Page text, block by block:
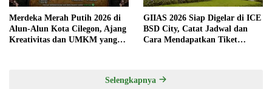
Merdeka Merah Putih 2026 di
Alun-Alun Kota Cilegon, Ajang
Kreativitas dan UMKM yang
GIIAS 2026 Siap Digelar di ICE
BSD City, Catat Jadwal dan
Cara Mendapatkan Tiket
Selengkapnya